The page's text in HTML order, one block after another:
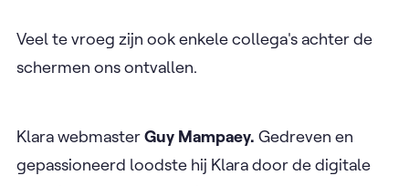
Veel te vroeg zijn ook enkele collega's achter de
schermen ons ontvallen.
Klara webmasterGuy Mampaey. Gedreven en
gepassioneerd loodste hij Klara door de digitale